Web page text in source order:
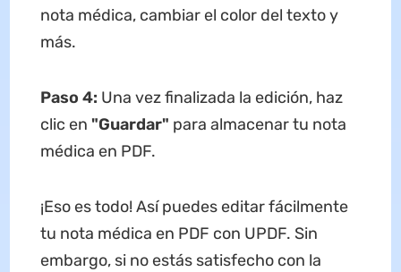
nota médica, cambiar el color del texto y
más.
Paso 4: Una vez finalizada la edición, haz
clic en "Guardar" para almacenar tu nota
médica en PDF.
¡Eso es todo! Así puedes editar fácilmente
tu nota médica en PDF con UPDF. Sin
embargo, si no estás satisfecho con la